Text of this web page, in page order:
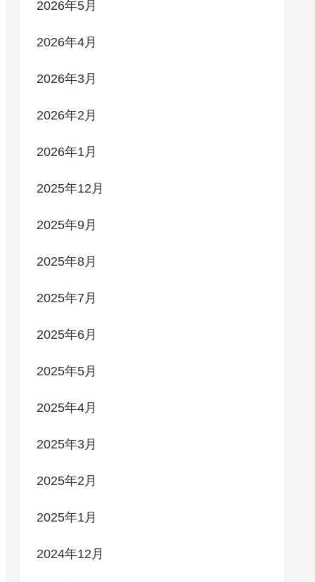
2026年5月
2026年4月
2026年3月
2026年2月
2026年1月
2025年12月
2025年9月
2025年8月
2025年7月
2025年6月
2025年5月
2025年4月
2025年3月
2025年2月
2025年1月
2024年12月